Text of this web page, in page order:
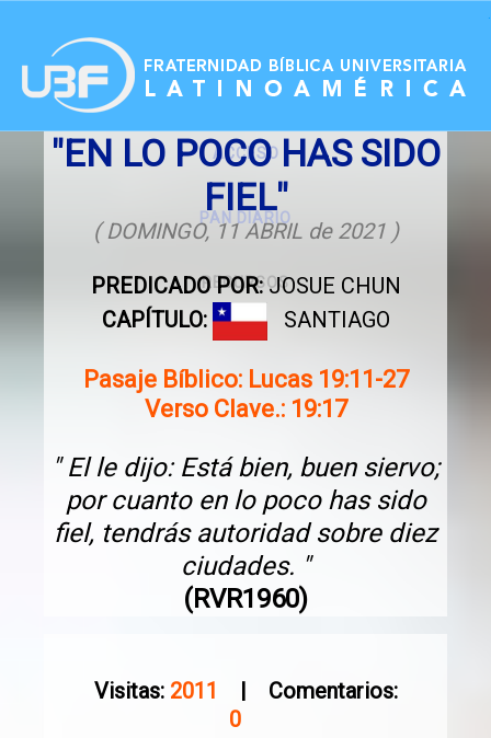
ACCESO
PAN DIARIO
RECURSOS
"EN LO POCO HAS SIDO
FIEL"
( DOMINGO, 11 ABRIL de 2021 )
PREDICADO POR:JOSUE CHUN
CAPÍTULO:
SANTIAGO
Pasaje Bíblico: Lucas 19:11-27
Verso Clave.: 19:17
" El le dijo: Está bien, buen siervo;
por cuanto en lo poco has sido
fiel, tendrás autoridad sobre diez
ciudades. "
(RVR1960)
Visitas:2011
| Comentarios:
0